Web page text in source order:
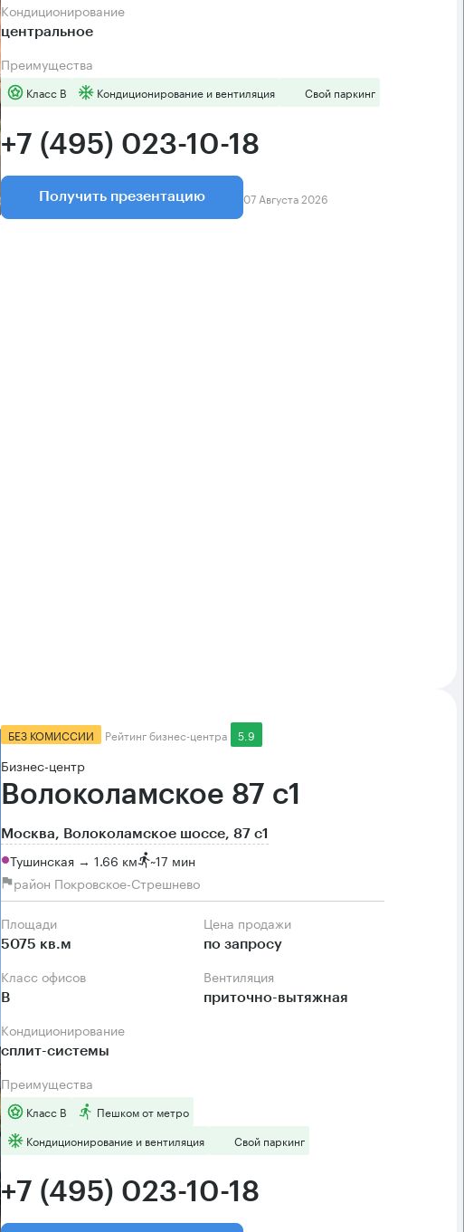
Кондиционирование
центральное
Преимущества
Класс B Кондиционирование и вентиляция Свой паркинг
+7 (495) 023-10-18
Получить презентацию 07 Августа 2026
БЕЗ КОМИССИИ Рейтинг бизнес-центра 5.9
Бизнес-центр
Волоколамское 87 с1
Москва, Волоколамское шоссе, 87 с1
Тушинская → 1.66 км ~17 мин
район Покровское-Стрешнево
Площади
5075 кв.м
Цена продажи
по запросу
Класс офисов
B
Вентиляция
приточно-вытяжная
Кондиционирование
сплит-системы
Преимущества
Класс B
Пешком от метро
Кондиционирование и вентиляция
Свой паркинг
+7 (495) 023-10-18